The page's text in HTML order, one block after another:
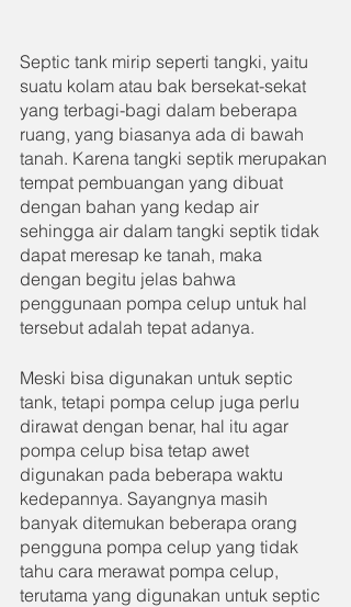
Septic tank mirip seperti tangki, yaitu
suatu kolam atau bak bersekat-sekat
yang terbagi-bagi dalam beberapa
ruang, yang biasanya ada di bawah
tanah. Karena tangki septik merupakan
tempat pembuangan yang dibuat
dengan bahan yang kedap air
sehingga air dalam tangki septik tidak
dapat meresap ke tanah, maka
dengan begitu jelas bahwa
penggunaan pompa celup untuk hal
tersebut adalah tepat adanya.
Meski bisa digunakan untuk septic
tank, tetapi pompa celup juga perlu
dirawat dengan benar, hal itu agar
pompa celup bisa tetap awet
digunakan pada beberapa waktu
kedepannya. Sayangnya masih
banyak ditemukan beberapa orang
pengguna pompa celup yang tidak
tahu cara merawat pompa celup,
terutama yang digunakan untuk septic